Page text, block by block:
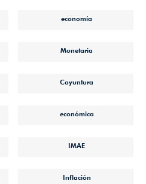
economía
Monetaria
Coyuntura
económica
IMAE
Inflación